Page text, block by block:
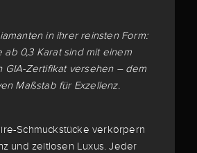
in ihrer reinsten Form:
ab 0,3 Karat sind mit einem
GIA-Zertifikat versehen – dem
Maßstab für Exzellenz.
Schmuckstücke verkörpern
und zeitlosen Luxus. Jeder